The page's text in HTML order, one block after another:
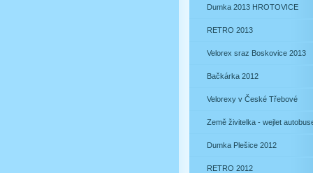
Dumka 2013 HROTOVICE
RETRO 2013
Velorex sraz Boskovice 2013
Bačkárka 2012
Velorexy v České Třebové
Země živitelka - wejlet
Dumka Plešice 2012
RETRO 2012